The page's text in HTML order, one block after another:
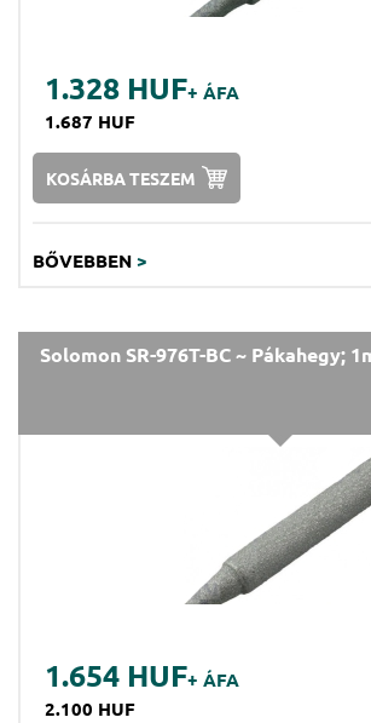
1.328 HUF+ ÁFA
1.687 HUF
KOSÁRBA TESZEM
BŐVEBBEN >
Solomon SR-976T-BC ~ Pákahegy;
1.654 HUF+ ÁFA
2.100 HUF